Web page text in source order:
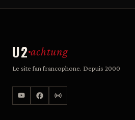
U2 achtung
Le site fan francophone. Depuis 2000